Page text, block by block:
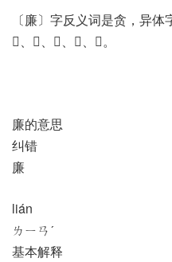
〔廉〕字反义词是贪，异体
𠪊、𠪕、𢉧、𢋯、𤎉。
廉的意思
纠错
廉
lián
ㄌㄧㄢˊ
基本解释